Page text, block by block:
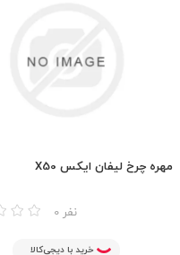
مهره چرخ لیفان ایکس X50
0 نفر
خرید با دیجی‌کالا